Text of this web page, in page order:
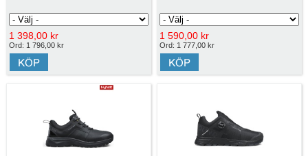
1 398,00 kr
Ord: 1 796,00 kr
1 590,00 kr
Ord: 1 777,00 kr